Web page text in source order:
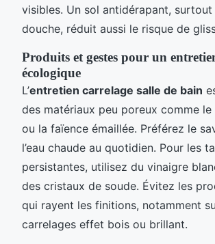
visibles. Un sol antidérapant,
douche, réduit aussi le risque de
Produits et gestes pour un
écologique
L’entretien carrelage salle de bain
des matériaux peu poreux comme le
ou la faïence émaillée. Préférez le
l’eau chaude au quotidien. Pour les
persistantes, utilisez du vinaigre
des cristaux de soude. Évitez les
qui rayent les finitions, notamment
carrelages effet bois ou brillant.